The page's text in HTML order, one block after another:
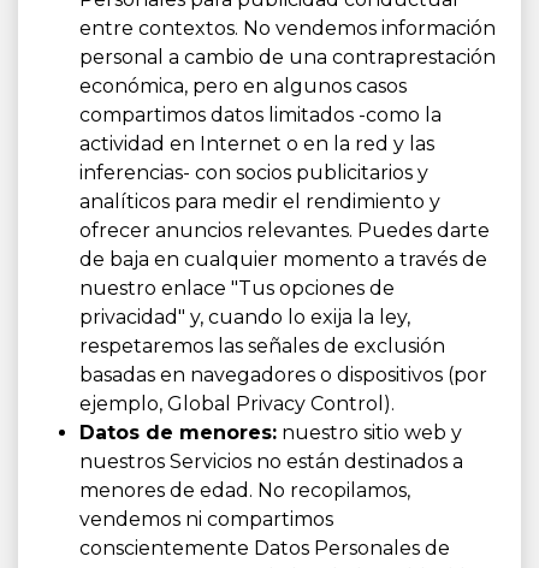
entre contextos. No vendemos información
personal a cambio de una contraprestación
económica, pero en algunos casos
compartimos datos limitados -como la
actividad en Internet o en la red y las
inferencias- con socios publicitarios y
analíticos para medir el rendimiento y
ofrecer anuncios relevantes. Puedes darte
de baja en cualquier momento a través de
nuestro enlace "Tus opciones de
privacidad" y, cuando lo exija la ley,
respetaremos las señales de exclusión
basadas en navegadores o dispositivos (por
ejemplo, Global Privacy Control).
Datos de menores: nuestro sitio web y
nuestros Servicios no están destinados a
menores de edad. No recopilamos,
vendemos ni compartimos
conscientemente Datos Personales de